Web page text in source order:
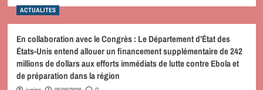
ACTUALITES
En collaboration avec le Congrès : Le Département d’État des
États-Unis entend allouer un financement supplémentaire de 242
millions de dollars aux efforts immédiats de lutte contre Ebola et
de préparation dans la région